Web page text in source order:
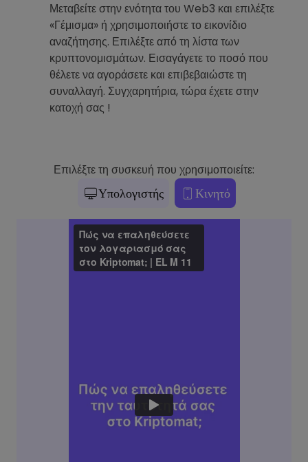
Μεταβείτε στην ενότητα του Web3 και επιλέξτε
«Γέμισμα» ή χρησιμοποιήστε το εικονίδιο
αναζήτησης. Επιλέξτε από τη λίστα των
κρυπτονομισμάτων. Εισαγάγετε το ποσό που
θέλετε να αγοράσετε και επιβεβαιώστε τη
συναλλαγή. Συγχαρητήρια, τώρα έχετε στην
κατοχή σας !
Επιλέξτε τη συσκευή που χρησιμοποιείτε:
Υπολογιστής Κινητό